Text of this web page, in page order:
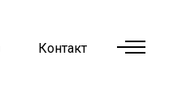
Контакт